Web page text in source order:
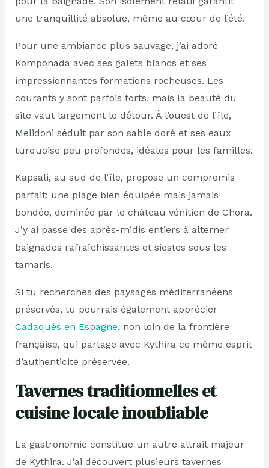
une tranquillité absolue, même au cœur de l’été.
Pour une ambiance plus sauvage, j’ai adoré
Komponada avec ses galets blancs et ses
impressionnantes formations rocheuses. Les
courants y sont parfois forts, mais la beauté du
site vaut largement le détour. À l’ouest de l’île,
Melidoni séduit par son sable doré et ses eaux
turquoise peu profondes, idéales pour les familles.
Kapsali, au sud de l’île, propose un compromis
parfait: une plage bien équipée mais jamais
bondée, dominée par le château vénitien de Chora.
J’y ai passé des après-midis entiers à alterner
baignades rafraîchissantes et siestes sous les
tamaris.
Si tu recherches des paysages méditerranéens
préservés, tu pourrais également apprécier
Cadaqués en Espagne, non loin de la frontière
française, qui partage avec Kythira ce même esprit
d’authenticité préservée.
Tavernes traditionnelles et
cuisine locale inoubliable
La gastronomie constitue un autre attrait majeur
de Kythira. J’ai découvert plusieurs tavernes